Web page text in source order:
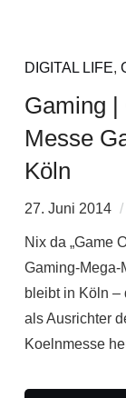
DIGITAL LIFE,
Gaming |
Messe
Köln
27. Juni 2014
Nix da „Game
Gaming-Mega-
bleibt in Köln –
als Ausrichter
Koelnmesse